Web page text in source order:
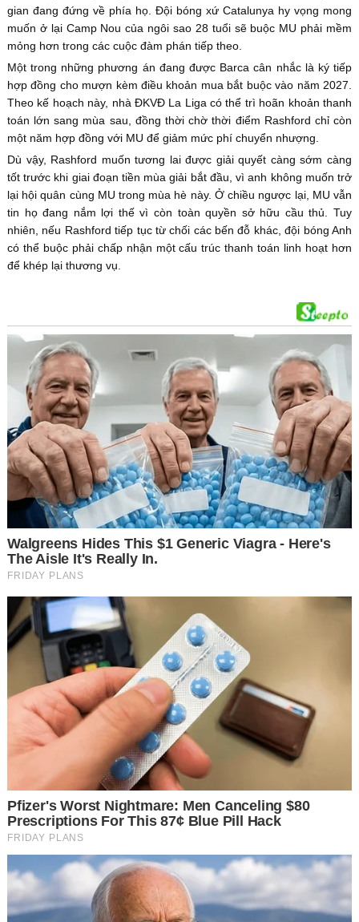
gian đang đứng về phía họ. Đội bóng xứ Catalunya hy vọng mong
muốn ở lại Camp Nou của ngôi sao 28 tuổi sẽ buộc MU phải mềm
mỏng hơn trong các cuộc đàm phán tiếp theo.
Một trong những phương án đang được Barca cân nhắc là ký tiếp
hợp đồng cho mượn kèm điều khoản mua bắt buộc vào năm 2027.
Theo kế hoạch này, nhà ĐKVĐ La Liga có thể trì hoãn khoản thanh
toán lớn sang mùa sau, đồng thời chờ thời điểm Rashford chỉ còn
một năm hợp đồng với MU để giảm mức phí chuyển nhượng.
Dù vậy, Rashford muốn tương lai được giải quyết càng sớm càng
tốt trước khi giai đoạn tiền mùa giải bắt đầu, vì anh không muốn trở
lại hội quân cùng MU trong mùa hè này. Ở chiều ngược lại, MU vẫn
tin họ đang nắm lợi thế vì còn toàn quyền sở hữu cầu thủ. Tuy
nhiên, nếu Rashford tiếp tục từ chối các bến đỗ khác, đội bóng Anh
có thể buộc phải chấp nhận một cấu trúc thanh toán linh hoạt hơn
để khép lại thương vụ.